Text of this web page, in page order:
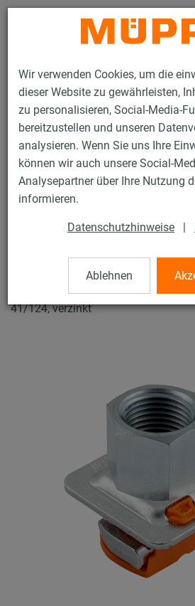
Wir verwenden Cookies, um die
dieser Website zu gewährleisten,
zu personalisieren, Social-Media-
bereitzustellen und unseren
analysieren. Wenn Sie uns Ihre
können wir auch unsere Social-
Analysepartner über Ihre Nutzung
informieren.
Datenschutzhinweise |
Ablehnen
Produkte Befestigungstechnik
MPR-Schnellbefestiger Typ S+
MPR-
MPR-Schnellbefestiger Typ S+, M16
41/124, verzinkt